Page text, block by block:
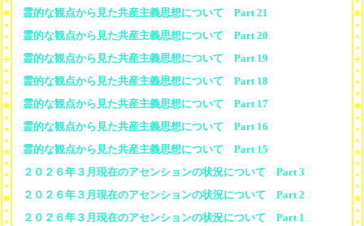
霊的な観点から見た共産主義思想について Part 21
霊的な観点から見た共産主義思想について Part 20
霊的な観点から見た共産主義思想について Part 19
霊的な観点から見た共産主義思想について Part 18
霊的な観点から見た共産主義思想について Part 17
霊的な観点から見た共産主義思想について Part 16
霊的な観点から見た共産主義思想について Part 15
２０２６年３月現在のアセンションの状況について Part 3
２０２６年３月現在のアセンションの状況について Part 2
２０２６年３月現在のアセンションの状況について Part 1